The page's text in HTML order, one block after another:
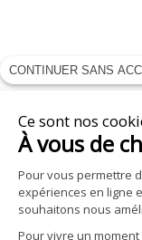
CONTINUER SANS
Ce sont nos
À vous de
Pour vous permettre
expériences en ligne
souhaitons nous
Pour vivre un